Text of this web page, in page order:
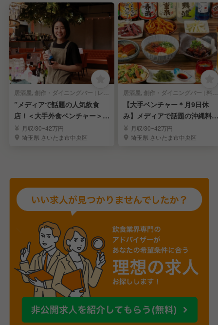
居酒屋, 創作・ダイニングバー | レストランサービス・ホールスタッフ
”メディアで話題の人気飲食
店！＜大手外食ベンチャー＞～
店長候補を大募集～
月収/30~42万円
埼玉県 さいたま市中央区
居酒屋, 創作・ダイニングバー | 料理長・料理長候補
【大手ベンチャー＊月9日休
み】メディアで話題の沖縄料理
店！｜さいたま新都心
月収/30~42万円
埼玉県 さいたま市中央区